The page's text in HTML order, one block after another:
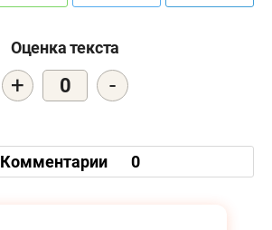
Оценка текста
+ 0 -
Комментарии 0